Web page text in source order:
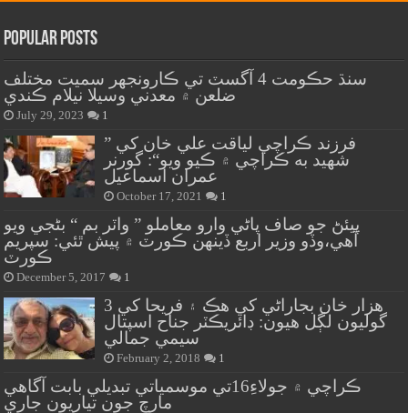
Popular Posts
سنڌ حڪومت 4 آگسٽ تي ڪارونجهر سميت مختلف
ضلعن ۾ معدني وسيلا نيلام ڪندي
July 29, 2023 1
” فرزند ڪراچي لياقت علي خان کي
شهيد به ڪراچي ۾ ڪيو ويو“: گورنر
عمران اسماعيل
October 17, 2021 1
پيئڻ جو صاف پاڻي وارو معاملو ” واٽر بم “ بڻجي ويو
آهي،وڏو وزير اربع ڏينهن ڪورٽ ۾ پيش ٿئي: سپريم
ڪورٽ
December 5, 2017 1
هزار خان بجاراڻي کي هڪ ۽ فريحا کي 3
گوليون لڳل هيون: ڊائريڪٽر جناح اسپتال
سيمي جمالي
February 2, 2018 1
ڪراچي ۾ جولاءِ16تي موسمياتي تبديلي بابت آگاهي
مارچ جون تياريون جاري